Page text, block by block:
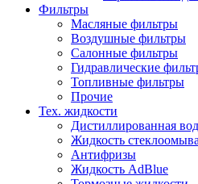
Фильтры
Масляные фильтры
Воздушные фильтры
Салонные фильтры
Гидравлические
Топливные фильтры
Прочие
Тех. жидкости
Дистиллированная
Жидкость
Антифризы
Жидкость AdBlue